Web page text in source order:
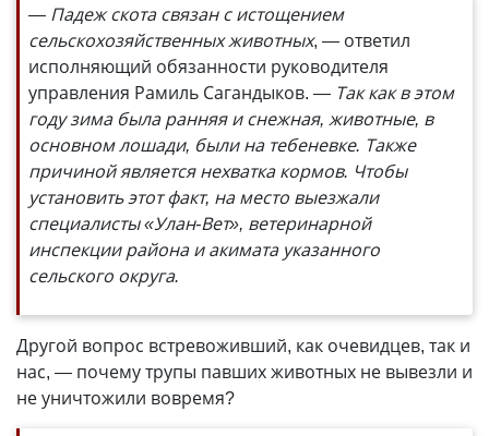
— Падеж скота связан с истощением
сельскохозяйственных животных, — ответил
исполняющий обязанности руководителя
управления Рамиль Сагандыков. — Так как в этом
году зима была ранняя и снежная, животные, в
основном лошади, были на тебеневке. Также
причиной является нехватка кормов. Чтобы
установить этот факт, на место выезжали
специалисты «Улан-Вет», ветеринарной
инспекции района и акимата указанного
сельского округа.
Другой вопрос встревоживший, как очевидцев, так и
нас, — почему трупы павших животных не вывезли и
не уничтожили вовремя?